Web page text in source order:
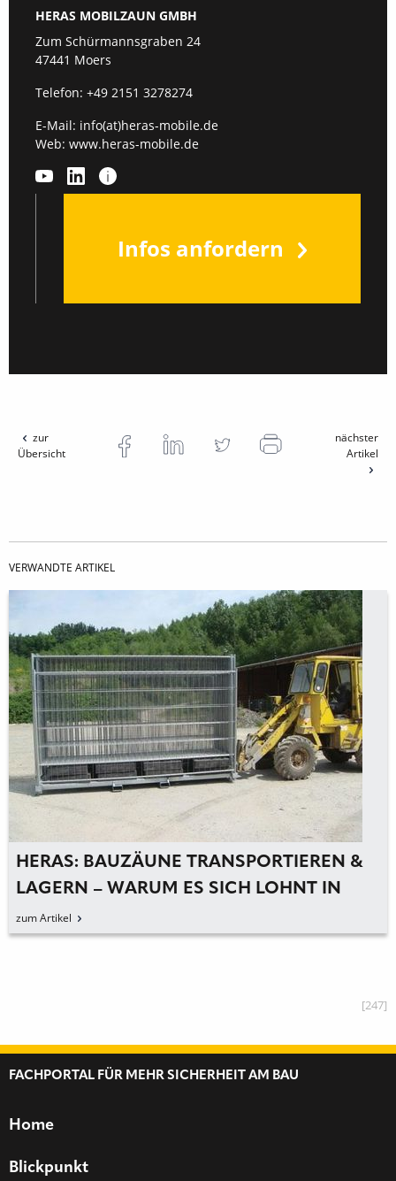
HERAS MOBILZAUN GMBH
Zum Schürmannsgraben 24
47441 Moers
Telefon: +49 2151 3278274
E-Mail: info(at)heras-mobile.de
Web: www.heras-mobile.de
Infos anfordern
zur
Übersicht
nächster
Artikel
VERWANDTE ARTIKEL
HERAS: BAUZÄUNE TRANSPORTIEREN &
LAGERN – WARUM ES SICH LOHNT IN
TRANSPORTGESTELLE ZU INVESTIEREN
zum Artikel
[247]
FACHPORTAL FÜR MEHR SICHERHEIT AM BAU
Home
Blickpunkt